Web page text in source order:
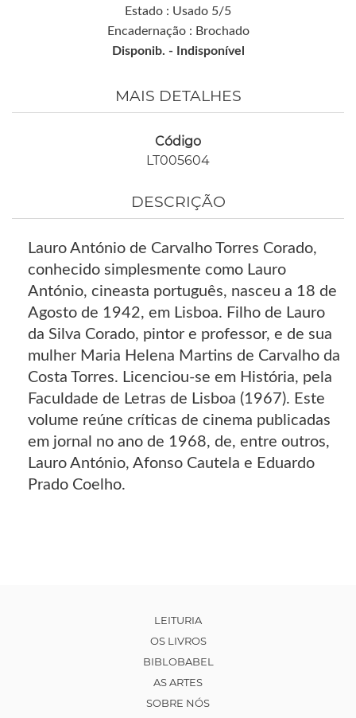
Estado : Usado 5/5
Encadernação : Brochado
Disponib. -
Indisponível
MAIS DETALHES
Código
LT005604
DESCRIÇÃO
Lauro António de Carvalho Torres Corado,
conhecido simplesmente como Lauro
António, cineasta português, nasceu a 18 de
Agosto de 1942, em Lisboa. Filho de Lauro
da Silva Corado, pintor e professor, e de sua
mulher Maria Helena Martins de Carvalho da
Costa Torres. Licenciou-se em História, pela
Faculdade de Letras de Lisboa (1967). Este
volume reúne críticas de cinema publicadas
em jornal no ano de 1968, de, entre outros,
Lauro António, Afonso Cautela e Eduardo
Prado Coelho.
LEITURIA
OS LIVROS
BIBLOBABEL
AS ARTES
SOBRE NÓS